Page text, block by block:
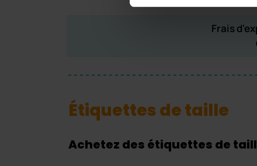
Frais
Étiquettes de taille
Achetez des étiquettes de